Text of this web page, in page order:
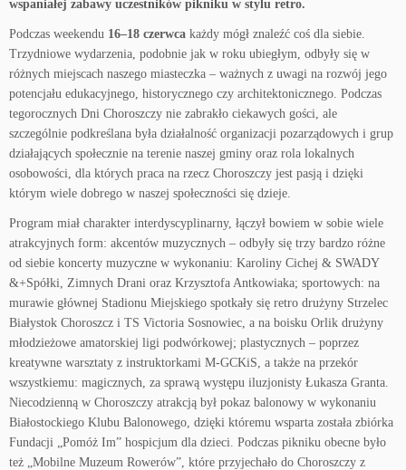
wspaniałej zabawy uczestników pikniku w stylu retro.
Podczas weekendu 16–18 czerwca każ­dy mógł znaleźć coś dla siebie.
Trzydniowe wydarzenia, podobnie jak w roku ubiegłym, odbyły się w
różnych miejscach naszego miasteczka – ważnych z uwagi na rozwój jego
potencjału edu­kacyjnego, historycznego czy architekto­nicznego. Podczas
tegorocznych Dni Cho­roszczy nie zabrakło ciekawych gości, ale
szczególnie podkreślana była dzia­łalność organizacji pozarządowych i grup
działających społecznie na terenie naszej gminy oraz rola lokalnych
osobowości, dla których praca na rzecz Choroszczy jest pasją i dzięki
którym wiele dobre­go w naszej społeczności się dzieje.
Pro­gram miał charakter interdyscypli­narny, łączył bowiem w sobie wiele
atrakcyjnych form: akcentów muzycznych – odbyły się trzy bardzo różne
od siebie koncerty muzyczne w wykonaniu: Karoliny Cichej & SWADY
&+Spółki, Zimnych Drani oraz Krzysztofa Antkowiaka; sportowych: na
murawie głównej Stadionu Miejskiego spotkały się retro drużyny Strzelec
Białystok Choroszcz i TS Victoria Sosnowiec, a na boisku Orlik drużyny
młodzieżowe amatorskiej ligi podwórkowej; plastycznych – poprzez
kreatywne warsztaty z instruktorkami M-GCKiS, a także na przekór
wszystkiemu: magicznych, za sprawą występu iluzjonisty Łukasza Granta.
Niecodzienną w Choroszczy atrakcją był pokaz balonowy w wykonaniu
Białostockiego Klubu Balonowego, dzięki któremu wsparta została zbiórka
Fundacji „Pomóż Im” hospicjum dla dzieci. Podczas pikniku obecne było
też „Mobilne Muzeum Rowerów”, które przyjechało do Choroszczy z